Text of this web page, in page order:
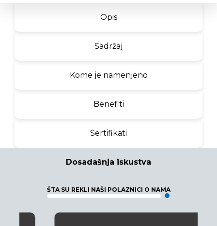
Opis
Sadržaj
Kome je namenjeno
Benefiti
Sertifikati
Dosadašnja iskustva
ŠTA SU REKLI NAŠI POLAZNICI O NAMA